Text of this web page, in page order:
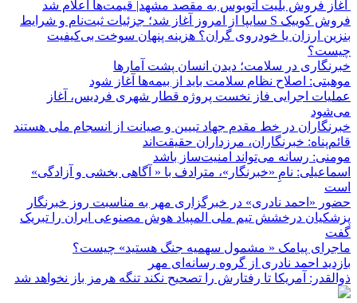
آغاز فروش بلیت اتوبوس به مقصد مشهد| قیمت‌ها اعلام شد
فروش کوییک S سایپا از امروز آغاز شد؛ جزئیات ثبت‌نام و شرایط
بنزین ارزان یا خودروی گران؟ هزینه پنهان سوخت بی‌کیفیت
چیست؟
خبرنگاری در سلامت؛ دیدن انسان پشت آمارها
موهبتی: اصلاح نظام سلامت باید از بیمه‌ها آغاز شود
عملیات اجرایی فاز نخست پروژه قطار شهری فردیس، آغاز
می‌شود
خبرنگاران در خط مقدم جهاد تبیین و صیانت از انسجام ملی هستند
قائم‌پناه: ‏خبرنگاران، مرزداران حقیقت‌اند
مومنی: رسانه می‌تواند امنیت‌ساز باشد
اسماعیلی: نامِ «خبرنگار»، مترادف با « آگاهی بخشی و آزادگی»
است
حضور «احمد نادری» در خبرگزاری مهر به مناسبت روز خبرنگار
پزشکیان درخشش تیم ملی المپیاد هوش مصنوعی ایران را تبریک
گفت
ماجرای پیامک « مشمول سهمیه جنگ هستید» چیست؟
بازدید احمد نادری از گروه رسانه‌ای مهر
ذوالقدر: آمریکا تا رفتارش را تصحیح نکند تنگه هرمز باز نخواهد شد